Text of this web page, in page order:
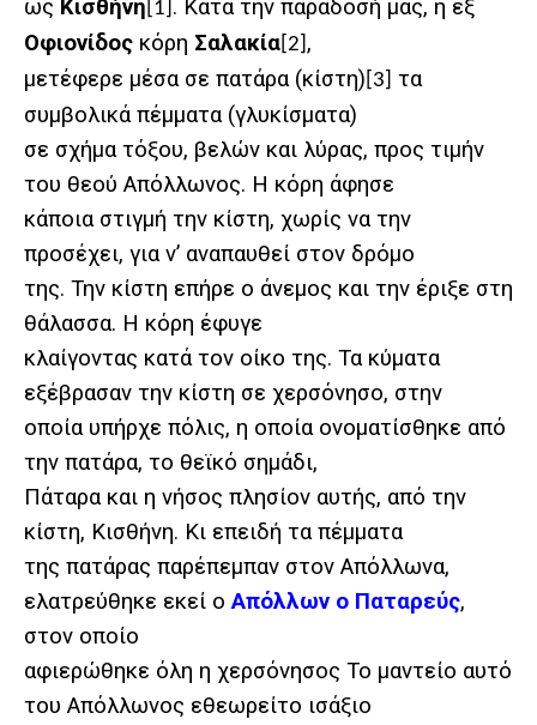
ως Κισθήνη [1] . Κατά την παράδοσή μας, η εξ
Οφιονίδος κόρη Σαλακία [2] ,
μετέφερε μέσα σε πατάρα (κίστη) [3]
τα
συμβολικά πέμματα (γλυκίσματα)
σε σχήμα τόξου, βελών και λύρας, προς τιμήν
του θεού Απόλλωνος. Η κόρη άφησε
κάποια στιγμή την κίστη, χωρίς να την
προσέχει, για ν’ αναπαυθεί στον δρόμο
της. Την κίστη επήρε ο άνεμος και την έριξε στη
θάλασσα. Η κόρη έφυγε
κλαίγοντας κατά τον οίκο της. Τα κύματα
εξέβρασαν την κίστη σε χερσόνησο, στην
οποία υπήρχε πόλις, η οποία ονοματίσθηκε από
την πατάρα, το θεϊκό σημάδι,
Πάταρα και η νήσος πλησίον αυτής, από την
κίστη, Κισθήνη. Κι επειδή τα πέμματα
της πατάρας παρέπεμπαν στον Απόλλωνα,
ελατρεύθηκε εκεί οΑπόλλων ο Παταρεύς,
στον οποίο
αφιερώθηκε όλη η χερσόνησος Το μαντείο αυτό
του Απόλλωνος εθεωρείτο ισάξιο